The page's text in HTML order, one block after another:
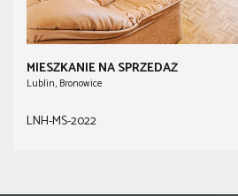
MIESZKANIE NA SPRZEDAŻ
Lublin, Bronowice
LNH-MS-2022